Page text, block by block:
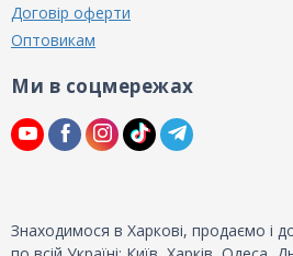
Договір оферти
Оптовикам
Ми в соцмережах
Знаходимося в Харкові, продаємо і